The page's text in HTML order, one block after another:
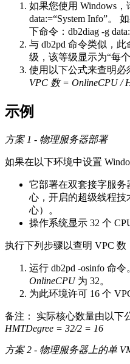
如果您使用 Windows，
data:=“System Info”。
下命令： db2diag -g
与 db2pd 命令类似，此
级，该等级显示为“每
使用以下公式来查明必
VPC 数 = OnlineCPU /
示例
方案 1 - 物理服务器部署
如果在以下环境中设置
它部署在双套接字服务
心，开启的超级线程技
心）。
操作系统显示 32 个
执行下列步骤以查明 VPC 数
运行 db2pd -osinfo 命令
OnlineCPU为 32。
为此环境许可 16 个
备注： 实际核心数量由以下
HMTDegree = 32/2 = 16
方案 2 - 物理服务器上的单